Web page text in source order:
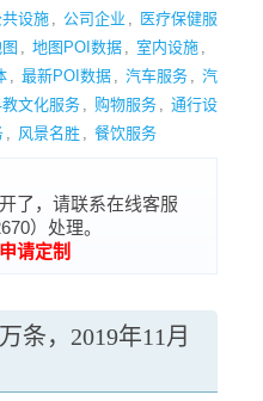
共设施 , 公司企业 , 医疗保健服
, 地图POI数据 , 室内设施 ,
, 最新POI数据 , 汽车服务 , 汽
文化服务 , 购物服务 , 通行设
, 风景名胜 , 餐饮服务
了，请联系在线客服
）处理。
请定制
条，2019年11月